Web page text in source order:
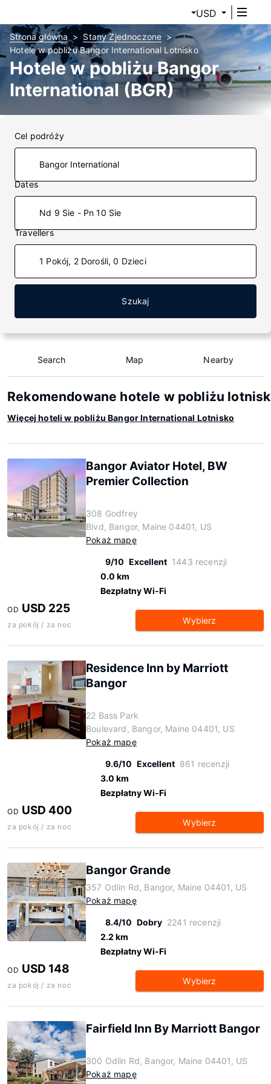
USD
Strona główna
Stany Zjednoczone
Hotele w pobliżu Bangor International Lotnisko
Hotele w pobliżu Bangor
International (BGR)
Cel podróży
Dates
Nd 9 Sie - Pn 10 Sie
Travellers
1 Pokój, 2 Dorośli, 0 Dzieci
Szukaj
Search Map Nearby
Rekomendowane hotele w pobliżu
Więcej hoteli w pobliżu Bangor International Lotnisko
Bangor Aviator Hotel, BW
Premier Collection
308 Godfrey
Blvd, Bangor, Maine 04401, US
Pokaż mapę
9/10 Excellent 1443 recenzji
0.0 km
Bezpłatny Wi-Fi
OD USD 225
za pokój / za noc Wybierz
Residence Inn by Marriott
Bangor
22 Bass Park
Boulevard, Bangor, Maine 04401, US
Pokaż mapę
9.6/10 Excellent 861 recenzji
3.0 km
Bezpłatny Wi-Fi
OD USD 400
za pokój / za noc Wybierz
Bangor Grande
357 Odlin Rd, Bangor, Maine 04401, US
Pokaż mapę
8.4/10 Dobry 2241 recenzji
2.2 km
Bezpłatny Wi-Fi
OD USD 148
za pokój / za noc Wybierz
Fairfield Inn By Marriott Bangor
300 Odlin Rd, Bangor, Maine 04401, US
Pokaż mapę